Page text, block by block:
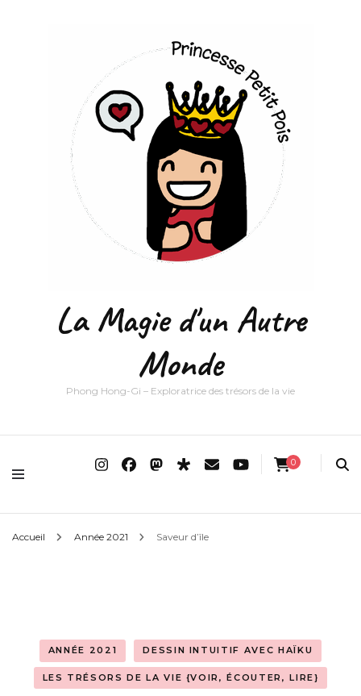
La Magie d'un Autre
Monde
Phong Hong-Gi – Exploratrice des trésors de la vie
0
Accueil Année 2021 Saveur d’île
ANNÉE 2021 DESSIN INTUITIF AVEC HAÏKU
LES TRÉSORS DE LA VIE {VOIR, ÉCOUTER, LIRE}